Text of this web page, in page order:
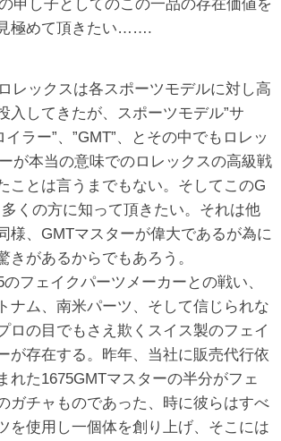
申し子としてのこの一品の存在価値を
極めて頂きたい…….
レックスは各スポーツモデルに対し高
入してきたが、スポーツモデル”サ
イラー”、”GMT”、とその中でもロレッ
が本当の意味でのロレックスの高級戦
ことは言うまでもない。そしてこのG
くの方に知って頂きたい。それは他
様、GMTマスターが偉大であるが為に
きがあるからでもあろう。
フェイクパーツメーカーとの戦い、
ナム、南米パーツ、そして信じられな
ロの目でもさえ欺くスイス製のフェイ
が存在する。昨年、当社に販売代行依
れた1675GMTマスターの半分がフェ
ガチャものであった、時に彼らはすべ
を使用し一個体を創り上げ、そこには